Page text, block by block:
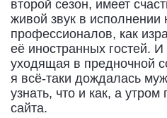
второй сезон, имеет
живой звук в исполнении
профессионалов, как
её иностранных гостей.
уходящая в предночной
я всё-таки дождалась
узнать, что и как, а
сайта.